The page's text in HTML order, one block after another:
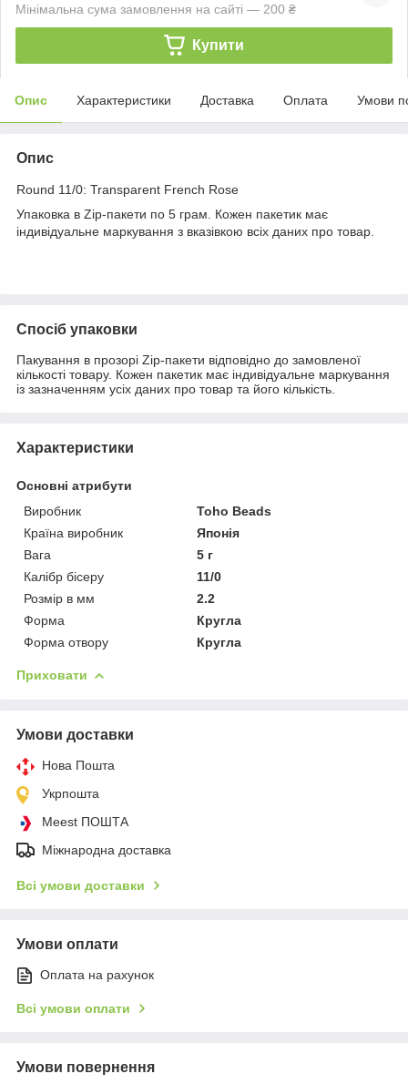
Мінімальна сума замовлення на сайті — 200 ₴
Купити
Опис Характеристики Доставка Оплата Умови
Опис
Round 11/0: Transparent French Rose
Упаковка в Zip-пакети по 5 грам. Кожен пакетик має
індивідуальне маркування з вказівкою всіх даних про товар.
Спосіб упаковки
Пакування в прозорі Zip-пакети відповідно до замовленої
кількості товару. Кожен пакетик має індивідуальне маркування
із зазначенням усіх даних про товар та його кількість.
Характеристики
Основні атрибути
Виробник
Toho Beads
Країна виробник
Японія
Вага
5 г
Калібр бісеру
11/0
Розмір в мм
2.2
Форма
Кругла
Форма отвору
Кругла
Приховати
Умови доставки
Нова Пошта
Укрпошта
Meest ПОШТА
Міжнародна доставка
Всі умови доставки
Умови оплати
Оплата на рахунок
Всі умови оплати
Умови повернення